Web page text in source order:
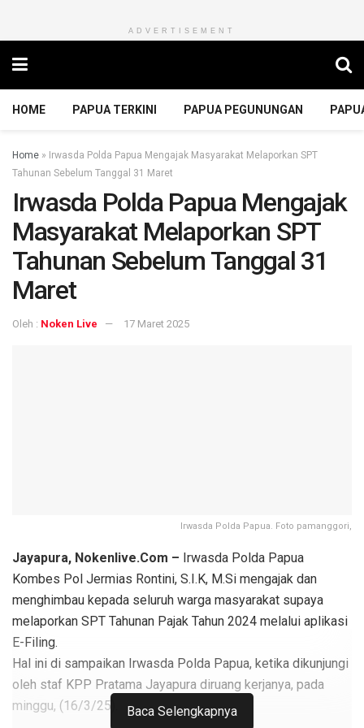
ADVERTISEMENT
HOME PAPUA TERKINI PAPUA PEGUNUNGAN
Home » Irwasda Polda Papua Mengajak Masyarakat Melaporkan SPT
Tahunan Sebelum Tanggal 31 Maret
Irwasda Polda Papua Mengajak
Masyarakat Melaporkan SPT
Tahunan Sebelum Tanggal 31
Maret
Oleh : Noken Live 17 Maret 2025
Irwasda Polda Papua. Foto pamanggori,
Jayapura, Nokenlive.Com – Irwasda Polda Papua
Kombes Pol Jermias Rontini, S.I.K, M.Si mengajak dan
menghimbau kepada seluruh warga masyarakat supaya
melaporkan SPT Tahunan Pajak Tahun 2024 melalui aplikasi
E-Filing.
Hal ini di sampaikan Irwasda Polda Papua, ketika dikunjungi
oleh staf KPP Pratama Jayapura diruang kerjanya, pada
minggu, (16/3/25).
Baca Selengkapnya